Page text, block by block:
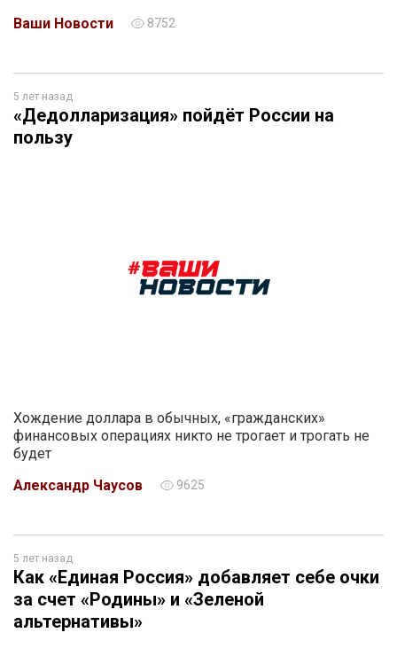
Ваши Новости
8752
5 лет назад
«Дедолларизация» пойдёт России на
пользу
Хождение доллара в обычных, «гражданских»
финансовых операциях никто не трогает и трогать не
будет
Александр Чаусов
9625
5 лет назад
Как «Единая Россия» добавляет себе очки
за счет «Родины» и «Зеленой
альтернативы»